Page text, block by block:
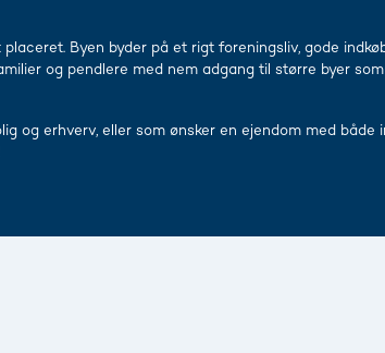
Byen byder på et rigt foreningsliv, gode
og pendlere med nem adgang til større byer
og erhverv, eller som ønsker en ejendom med